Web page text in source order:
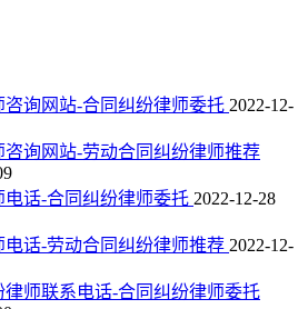
询网站-合同纠纷律师委托 2022-12-
询网站-劳动合同纠纷律师推荐
话-合同纠纷律师委托 2022-12-28
话-劳动合同纠纷律师推荐 2022-12-
师联系电话-合同纠纷律师委托